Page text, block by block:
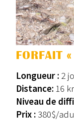
FORFAIT
Longueur : 2
Distance: 16
Niveau de
Prix : 380$/